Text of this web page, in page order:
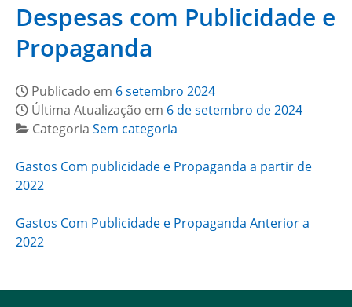
Despesas com Publicidade e
Propaganda
Publicado em 6 setembro 2024
Última Atualização em 6 de setembro de 2024
Categoria Sem categoria
Gastos Com publicidade e Propaganda a partir de
2022
Gastos Com Publicidade e Propaganda Anterior a
2022